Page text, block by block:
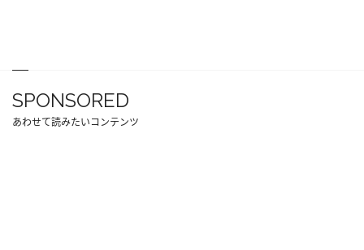
SPONSORED
あわせて読みたいコンテンツ